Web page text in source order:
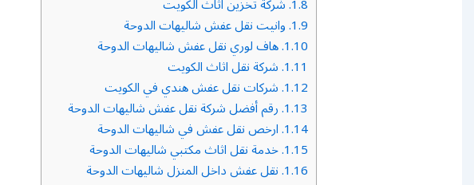
1.9. وانيت نقل عفش شاليهات الدوحة
1.10. هاف لوري نقل عفش شاليهات الدوحة
1.11. شركة نقل اثاث الكويت
1.12. شركات نقل عفش هندي في الكويت
1.13. رقم أفضل شركة نقل عفش شاليهات الدوحة
1.14. ارخص نقل عفش في شاليهات الدوحة
1.15. خدمة نقل اثاث مكتبي شاليهات الدوحة
1.16. نقل عفش داخل المنزل شاليهات الدوحة